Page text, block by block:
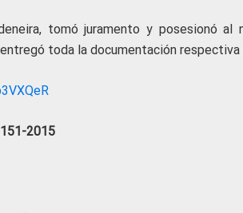
tomó juramento y posesionó al
toda la documentación respectiva
2015